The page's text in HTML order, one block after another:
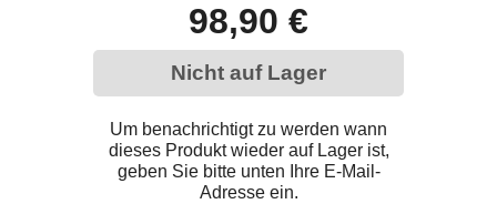
98,90 €
Nicht auf Lager
Um benachrichtigt zu werden wann
dieses Produkt wieder auf Lager ist,
geben Sie bitte unten Ihre E-Mail-
Adresse ein.